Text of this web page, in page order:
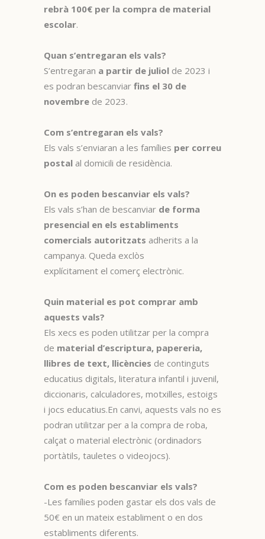
rebrà 100€ per la compra de material
escolar.
Quan s’entregaran els vals?
S’entregaran a partir de juliol de 2023 i
es podran bescanviar fins el 30 de
novembre de 2023.
Com s’entregaran els vals?
Els vals s’enviaran a les famílies per correu
postal al domicili de residència.
On es poden bescanviar els vals?
Els vals s’han de bescanviar de forma
presencial en els establiments
comercials autoritzats adherits a la
campanya. Queda exclòs
explícitament el comerç electrònic.
Quin material es pot comprar amb
aquests vals?
Els xecs es poden utilitzar per la compra
de material d’escriptura, papereria,
llibres de text, llicències de continguts
educatius digitals, literatura infantil i juvenil,
diccionaris, calculadores, motxilles, estoigs
i jocs educatius.En canvi, aquests vals no es
podran utilitzar per a la compra de roba,
calçat o material electrònic (ordinadors
portàtils, tauletes o videojocs).
Com es poden bescanviar els vals?
-Les famílies poden gastar els dos vals de
50€ en un mateix establiment o en dos
establiments diferents.